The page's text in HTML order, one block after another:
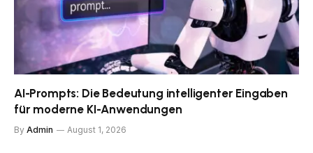
AI-Prompts: Die Bedeutung intelligenter Eingaben
für moderne KI-Anwendungen
By Admin August 1, 2026